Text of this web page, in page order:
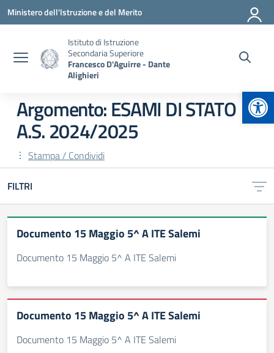
Vai ai contenuti
Vai al menu di navigazione
Vai al footer
Ministero dell'Istruzione e del Merito
Istituto di Istruzione
Secondaria Superiore
Francesco D'Aguirre - Dante
Alighieri
Argomento: ESAMI DI STATO
A.S. 2024/2025
Stampa / Condividi
FILTRI
Documento 15 Maggio 5^ A ITE Salemi
Documento 15 Maggio 5^ A ITE Salemi
Documento 15 Maggio 5^ A ITE Salemi
Documento 15 Maggio 5^ A ITE Salemi